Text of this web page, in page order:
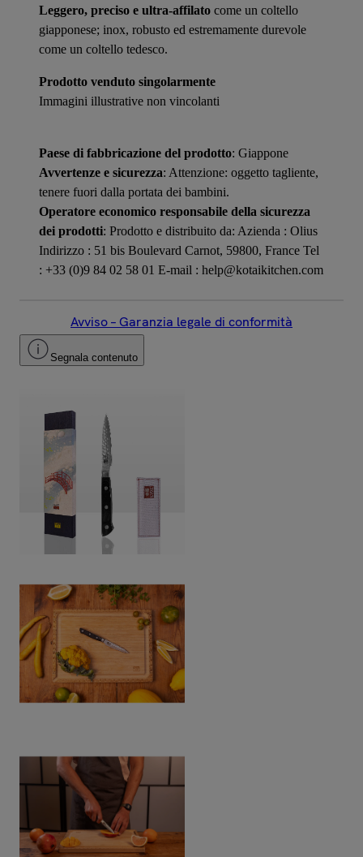
Leggero, preciso e ultra-affilato come un coltello
giapponese; inox, robusto ed estremamente durevole
come un coltello tedesco.
Prodotto venduto singolarmente
Immagini illustrative non vincolanti
Paese di fabbricazione del prodotto: Giappone
Avvertenze e sicurezza: Attenzione: oggetto tagliente,
tenere fuori dalla portata dei bambini.
Operatore economico responsabile della sicurezza
dei prodotti: Prodotto e distribuito da: Azienda : Olius
Indirizzo : 51 bis Boulevard Carnot, 59800, France Tel
: +33 (0)9 84 02 58 01 E-mail : help@kotaikitchen.com
Avviso – Garanzia legale di conformità
Segnala contenuto